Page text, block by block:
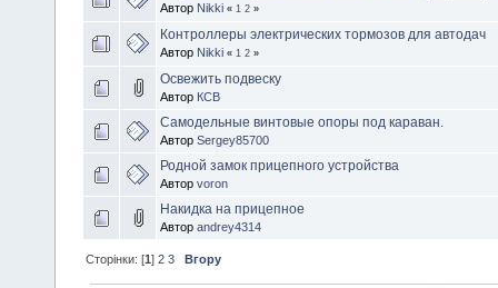
Автор Nikki « 1 2 »
Контроллеры электрических тормозов для автодач
Автор Nikki « 1 2 »
Освежить подвеску
Автор КСВ
Самодельные винтовые опоры под караван.
Автор Sergey85700
Родной замок прицепного устройства
Автор voron
Накидка на прицепное
Автор andrey4314
Сторінки: [1]2 3 Вгору